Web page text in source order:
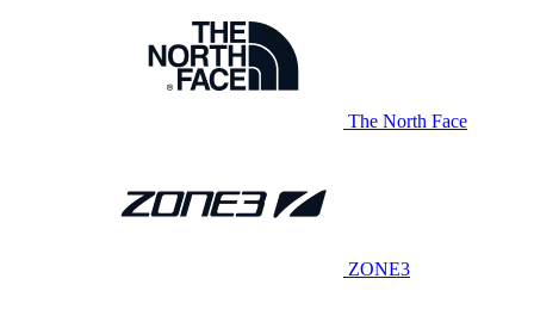
The North Face
ZONE3